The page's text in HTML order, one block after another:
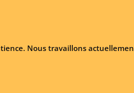
Nous travaillons